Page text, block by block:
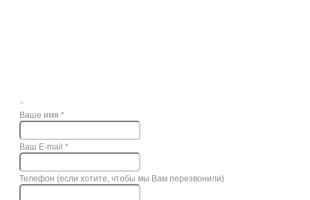
×
Ваше имя *
Ваш E-mail *
Телефон (если хотите, чтобы мы Вам перезвонили)